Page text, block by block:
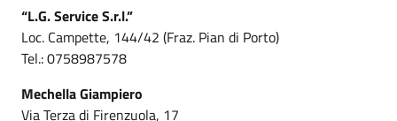
“L.G. Service S.r.l.”
Loc. Campette, 144/42 (Fraz. Pian di Porto)
Tel.: 0758987578
Mechella Giampiero
Via Terza di Firenzuola, 17